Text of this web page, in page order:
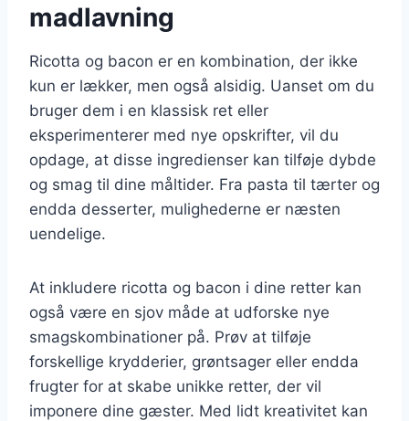
madlavning
Ricotta og bacon er en kombination, der ikke
kun er lækker, men også alsidig. Uanset om du
bruger dem i en klassisk ret eller
eksperimenterer med nye opskrifter, vil du
opdage, at disse ingredienser kan tilføje dybde
og smag til dine måltider. Fra pasta til tærter og
endda desserter, mulighederne er næsten
uendelige.
At inkludere ricotta og bacon i dine retter kan
også være en sjov måde at udforske nye
smagskombinationer på. Prøv at tilføje
forskellige krydderier, grøntsager eller endda
frugter for at skabe unikke retter, der vil
imponere dine gæster. Med lidt kreativitet kan